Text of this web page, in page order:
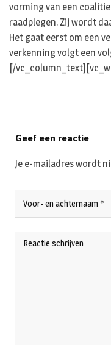
vorming van een
raadplegen. Zij wordt
Het gaat eerst om een
verkenning volgt een
[/
Geef een reactie
Je e-mailadres wordt